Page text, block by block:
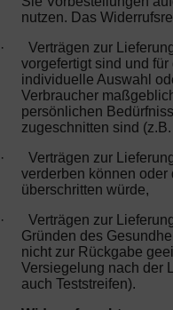
nutzen. Das
·
Verträgen zur
vorgefertigt sind und
individuelle Auswahl
Verbraucher
persönlichen
zugeschnitten sind
·
Verträgen zur
verderben können oder
überschritten würde,
·
Verträgen zur
Gründen des
nicht zur Rückgabe
Versiegelung nach der
auch Teststreifen).